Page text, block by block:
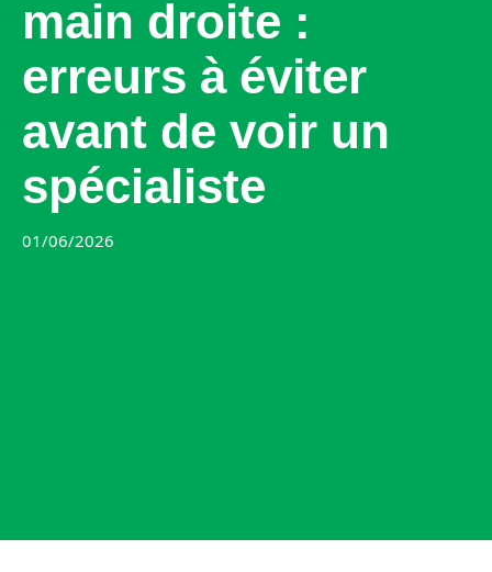
main droite :
erreurs à éviter
avant de voir un
spécialiste
01/06/2026